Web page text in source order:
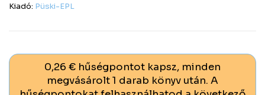
Kiadó: Püski-EPL
0,26 € hűségpontot kapsz, minden
megvásárolt 1 darab könyv után. A